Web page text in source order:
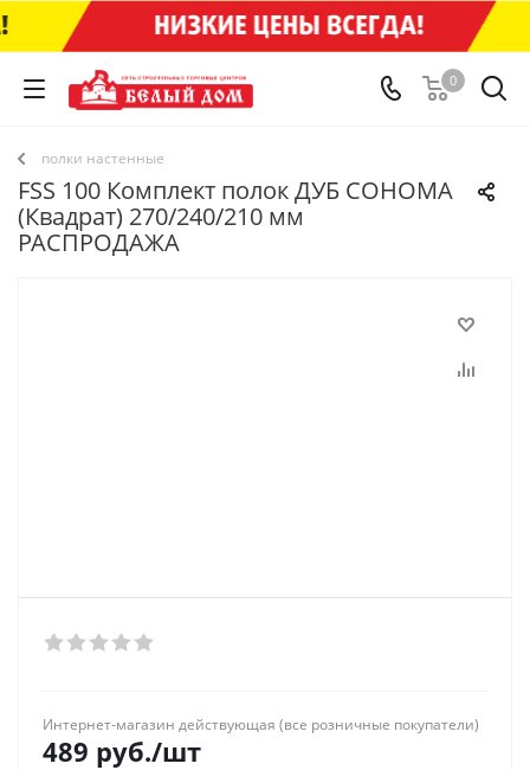
0
полки настенные
FSS 100 Комплект полок ДУБ СОНОМА
(Квадрат) 270/240/210 мм
РАСПРОДАЖА
Интернет-магазин действующая (все розничные покупатели)
489 руб./шт